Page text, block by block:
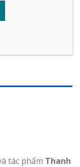
tác phẩm Thanh